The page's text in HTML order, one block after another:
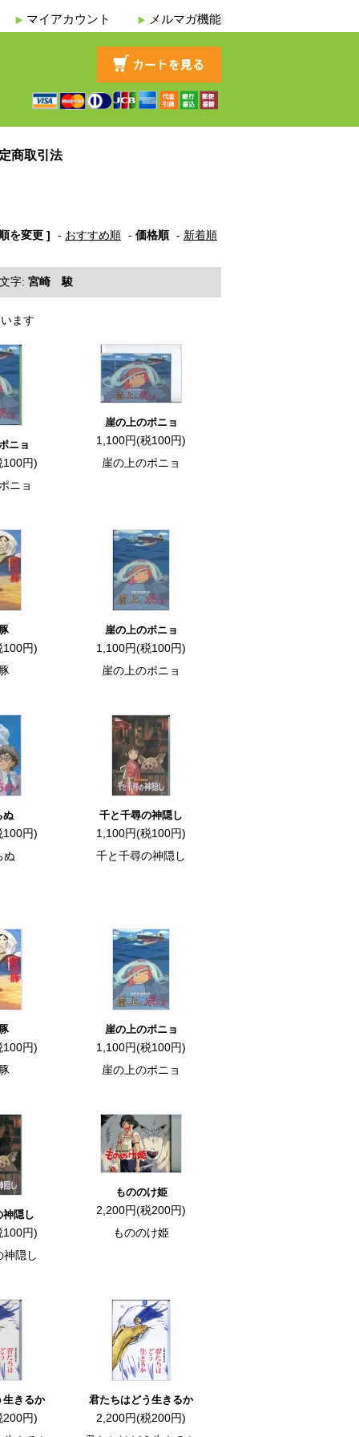
マイアカウント メルマガ機能
商取引法
を変更 ] - おすすめ順 - 価格順 - 新着順
字: 宮崎 駿
ます
ニョ
100円)
ニョ
崖の上のポニョ
1,100円(税100円)
崖の上のポニョ
100円)
崖の上のポニョ
1,100円(税100円)
崖の上のポニョ
ぬ
100円)
ぬ
千と千尋の神隠し
1,100円(税100円)
千と千尋の神隠し
100円)
崖の上のポニョ
1,100円(税100円)
崖の上のポニョ
神隠し
100円)
神隠し
もののけ姫
2,200円(税200円)
もののけ姫
生きるか
200円)
君たちはどう生きるか
2,200円(税200円)